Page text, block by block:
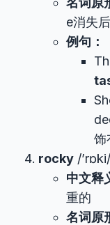
e消失
例句：
饰
rocky /’rɒki/
中文释
重的
名词原